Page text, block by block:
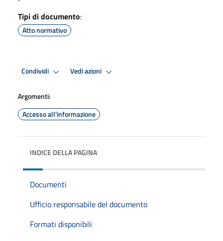
Tipi di documento:
Atto normativo
Condividi Vedi azioni
Argomenti:
Accesso all'informazione
INDICE DELLA PAGINA
Documenti
Ufficio responsabile del documento
Formati disponibili